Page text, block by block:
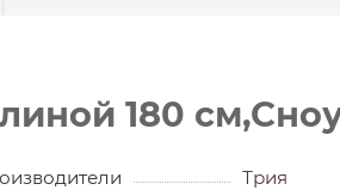
180
Трия